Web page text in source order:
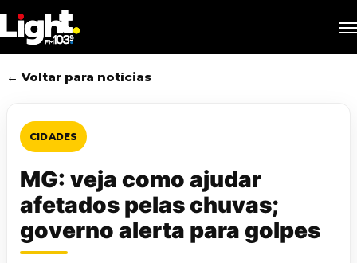
to
main
content
← Voltar para notícias
CIDADES
MG: veja como ajudar
afetados pelas chuvas;
governo alerta para golpes